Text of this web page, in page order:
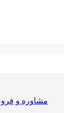
مشاوره و